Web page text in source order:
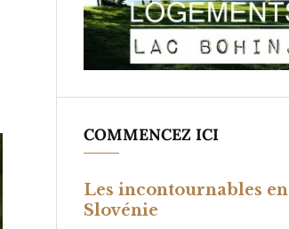
COMMENCEZ ICI
Les incontournables en
Slovénie